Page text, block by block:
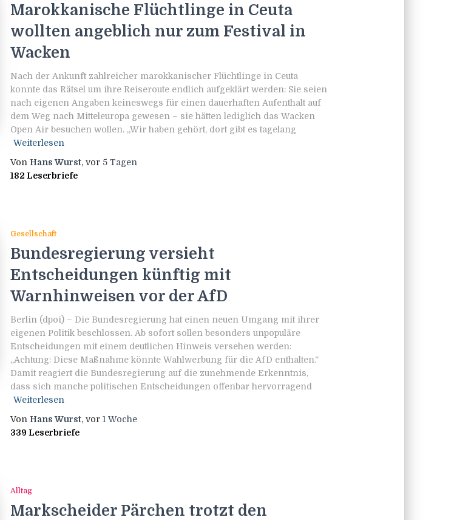
Marokkanische Flüchtlinge in Ceuta
wollten angeblich nur zum Festival in
Wacken
Nach der Ankunft zahlreicher marokkanischer Flüchtlinge in Ceuta
konnte das Rätsel um ihre Reiseroute endlich aufgeklärt werden: Sie seien
nach eigenen Angaben keineswegs für einen dauerhaften Aufenthalt auf
dem Weg nach Mitteleuropa gewesen – sie hätten lediglich das Wacken
Open Air besuchen wollen. „Wir haben gehört, dort gibt es tagelang
Weiterlesen
Von Hans Wurst, vor 5 Tagen
182 Leserbriefe
Gesellschaft
Bundesregierung versieht
Entscheidungen künftig mit
Warnhinweisen vor der AfD
Berlin (dpoi) – Die Bundesregierung hat einen neuen Umgang mit ihrer
eigenen Politik beschlossen. Ab sofort sollen besonders unpopuläre
Entscheidungen mit einem deutlichen Hinweis versehen werden:
„Achtung: Diese Maßnahme könnte Wahlwerbung für die AfD enthalten.“
Damit reagiert die Bundesregierung auf die zunehmende Erkenntnis,
dass sich manche politischen Entscheidungen offenbar hervorragend
Weiterlesen
Von Hans Wurst, vor 1 Woche
339 Leserbriefe
Alltag
Markscheider Pärchen trotzt den